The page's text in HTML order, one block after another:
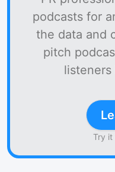
podcasts for
the data and
pitch
listeners
Try it